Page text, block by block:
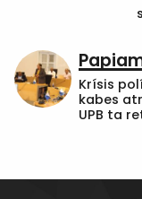
Krísis
kabes
UPB ta